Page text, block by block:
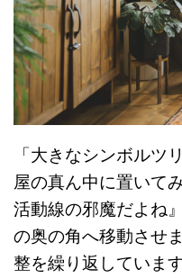
「大きなシンボルツ
屋の真ん中に置いて
活動線の邪魔だよね
の奥の角へ移動させ
整を繰り返しています